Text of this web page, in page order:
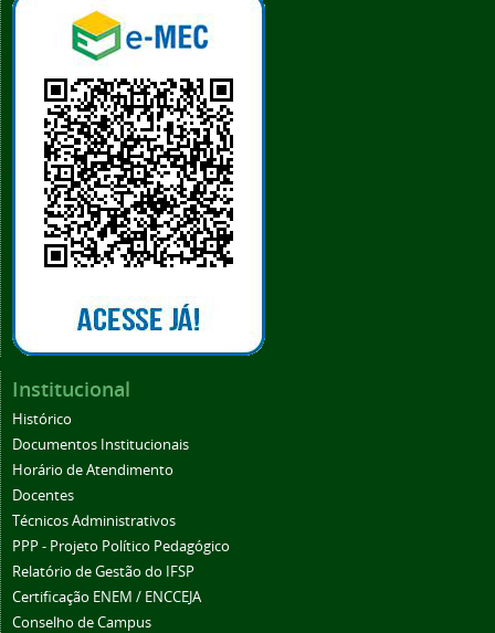
Institucional
Histórico
Documentos Institucionais
Horário de Atendimento
Docentes
Técnicos Administrativos
PPP - Projeto Político Pedagógico
Relatório de Gestão do IFSP
Certificação ENEM / ENCCEJA
Conselho de Campus